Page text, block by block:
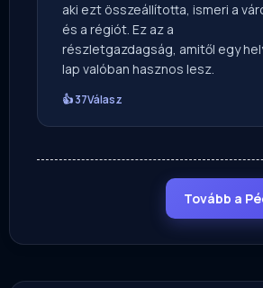
aki ezt összeállította, ismeri a
és a régiót. Ez az a
részletgazdagság, amitől egy
lap valóban hasznos lesz.
👍 37Válasz
Tovább a